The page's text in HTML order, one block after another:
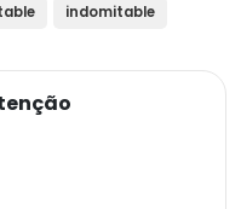
indomitable